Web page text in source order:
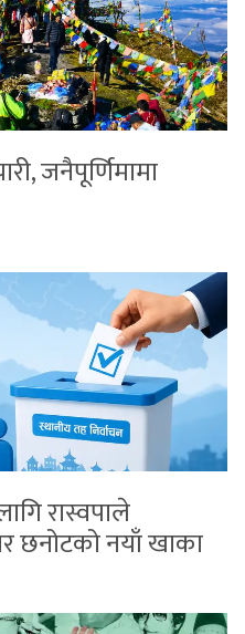
जनैपूर्णिमामा
रास्वपाले
छनोटको नयाँ खाका